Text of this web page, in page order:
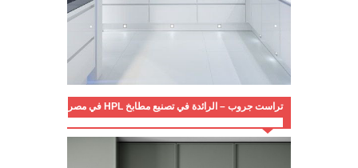
تراست جروب – الرائدة في تصنيع مطابخ HPL في مصر